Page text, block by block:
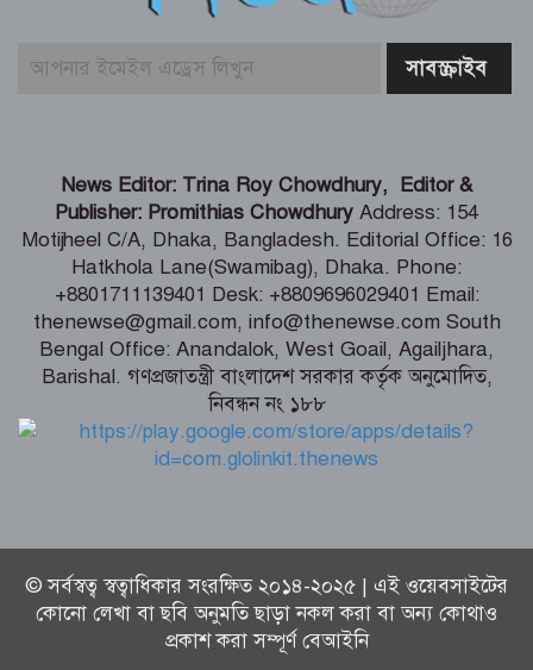
সিরাজগঞ্জে ওভারপাসে উঠতে গিয়ে দুর্ঘটনা,
যুদ্ধবিরতির ৩০০ দিনে গাজায় ৩০০ শিশু
নিহত
লাদাখ থেকে ফিরেই মিঠুনকে দেখতে
হাসপাতলে দেব
ড্যাবের প্রতিষ্ঠাবার্ষিকীতে চিকিৎসক
সমাবেশের উদ্বোধন করলেন প্রধানমন্ত্রী
News Editor: Trina Roy Chowdhury, Editor &
Publisher: Promithias Chowdhury Address: 154
Motijheel C/A, Dhaka, Bangladesh. Editorial Office: 16
Hatkhola Lane(Swamibag), Dhaka. Phone:
+8801711139401 Desk: +8809696029401 Email:
thenewse@gmail.com, info@thenewse.com South
Bengal Office: Anandalok, West Goail, Agailjhara,
Barishal. গণপ্রজাতন্ত্রী বাংলাদেশ সরকার কর্তৃক অনুমোদিত,
নিবন্ধন নং ১৮৮
© সর্বস্বত্ব স্বত্বাধিকার সংরক্ষিত ২০১৪-২০২৫ | এই ওয়েবসাইটের
কোনো লেখা বা ছবি অনুমতি ছাড়া নকল করা বা অন্য কোথাও
প্রকাশ করা সম্পূর্ণ বেআইনি